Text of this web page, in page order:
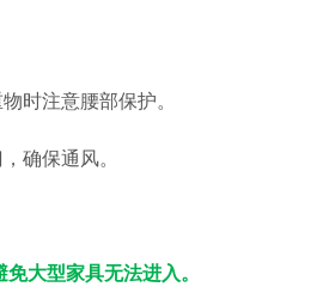
时注意腰部保护。
确保通风。
大型家具无法进入。